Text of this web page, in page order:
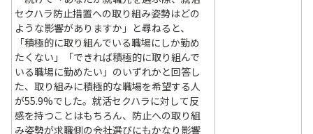
セクハラ防止措置への取り組み姿勢はどの
ような影響がありますか」と尋ねると、
「積極的に取り組んでいる職場にしか勤め
たくない」「できれば積極的に取り組んで
いる職場に勤めたい」のいずれかと回答し
た、取り組みに積極的な職場を希望する人
が55.9%でした。就活セクハラに対して反
感を持つことはもちろん、防止への取り組
み姿勢が求職側の会社選びにもかなり影響